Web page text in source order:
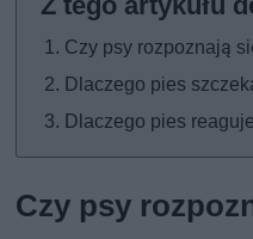
Czy psy rozpoznają
Dlaczego pies
Dlaczego pies
Czy psy